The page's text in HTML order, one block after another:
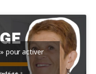
» pour activer